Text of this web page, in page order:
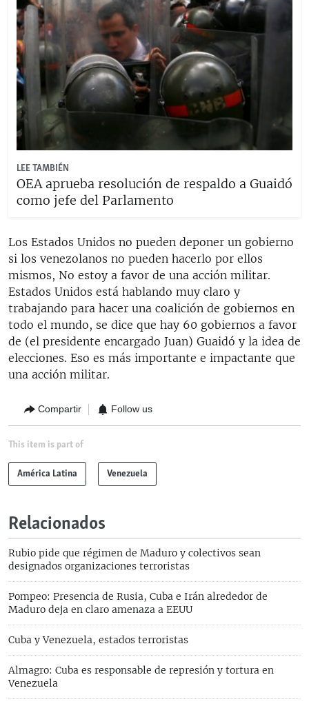
LEE TAMBIÉN
OEA aprueba resolución de respaldo a Guaidó
como jefe del Parlamento
Los Estados Unidos no pueden deponer un gobierno
si los venezolanos no pueden hacerlo por ellos
mismos, No estoy a favor de una acción militar.
Estados Unidos está hablando muy claro y
trabajando para hacer una coalición de gobiernos en
todo el mundo, se dice que hay 60 gobiernos a favor
de (el presidente encargado Juan) Guaidó y la idea de
elecciones. Eso es más importante e impactante que
una acción militar.
Compartir Follow us
This item is part of
América Latina Venezuela
Relacionados
Rubio pide que régimen de Maduro y colectivos sean
designados organizaciones terroristas
Pompeo: Presencia de Rusia, Cuba e Irán alrededor de
Maduro deja en claro amenaza a EEUU
Cuba y Venezuela, estados terroristas
Almagro: Cuba es responsable de represión y tortura en
Venezuela